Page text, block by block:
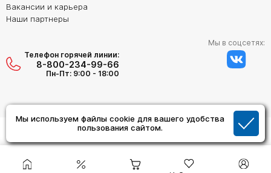
Мы используем файлы cookie для вашего удобства
пользования сайтом.
Вакансии и карьера
Наши партнеры
Телефон горячей линии:
8-800-234-99-66
Пн-Пт: 9:00 - 18:00
Мы в соцсетях: